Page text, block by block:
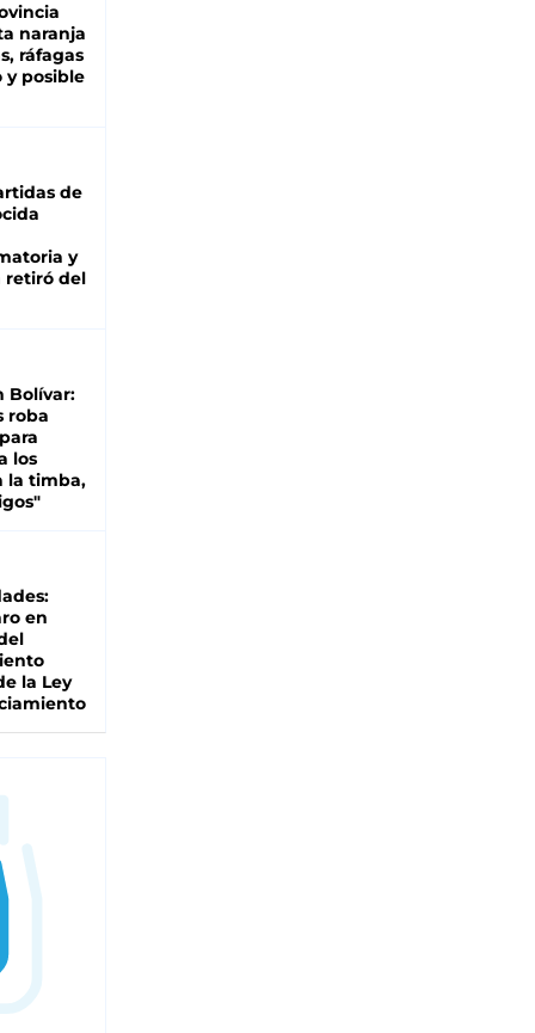
naranja
ráfagas
y posible
de
y
retiró del
Bolívar:
roba
los
la timba,
en
la Ley